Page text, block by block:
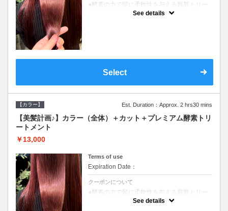
●酵素の力で髪に柔軟性を与える最新トリー
トメント●ＳＢ込●長さ料金あり《こちらのク
ーポンご利用のお客様のみ》オリジナル酵素
See details
Select
【カラー】 Est. Duration：Approx. 2 hrs30 mins
【美髪計画♪】カラー（全体）＋カット＋プレミアム酵素トリ
ートメント
￥13,000
Terms of use
Expiration Date：
クーポンについて
●酵素の力で髪に柔軟性を与える最新トリー
トメント●ＳＢ込●長さ料金あり《こちらのク
See details